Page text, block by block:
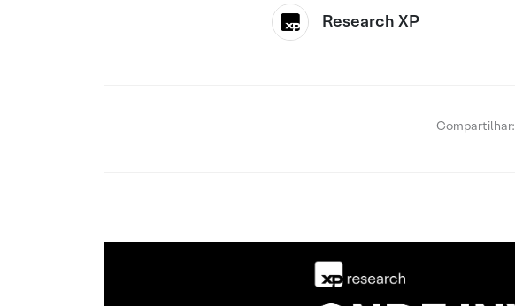
Research XP
Compartilhar: